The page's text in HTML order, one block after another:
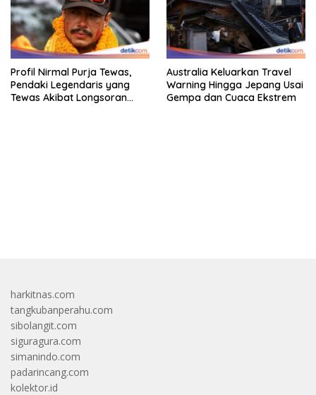
Profil Nirmal Purja Tewas,
Pendaki Legendaris yang
Tewas Akibat Longsoran
Australia Keluarkan Travel
Warning Hingga Jepang Usai
Gempa dan Cuaca Ekstrem
harkitnas.com
tangkubanperahu.com
sibolangit.com
siguragura.com
simanindo.com
padarincang.com
kolektor.id